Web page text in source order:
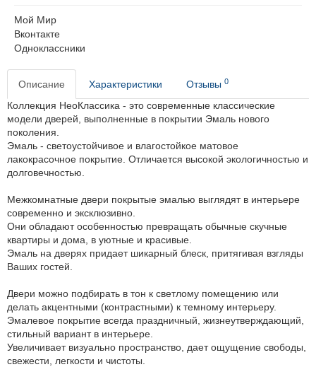
Мой Мир
Вконтакте
Одноклассники
Описание Характеристики Отзывы 0
Коллекция НеоКлассика - это современные классические
модели дверей, выполненные в покрытии Эмаль нового
поколения.
Эмаль - светоустойчивое и влагостойкое матовое
лакокрасочное покрытие. Отличается высокой экологичностью и
долговечностью.
Межкомнатные двери покрытые эмалью выглядят в интерьере
современно и эксклюзивно.
Они обладают особенностью превращать обычные скучные
квартиры и дома, в уютные и красивые.
Эмаль на дверях придает шикарный блеск, притягивая взгляды
Ваших гостей.
Двери можно подбирать в тон к светлому помещению или
делать акцентными (контрастными) к темному интерьеру.
Эмалевое покрытие всегда праздничный, жизнеутверждающий,
стильный вариант в интерьере.
Увеличивает визуально пространство, дает ощущение свободы,
свежести, легкости и чистоты.